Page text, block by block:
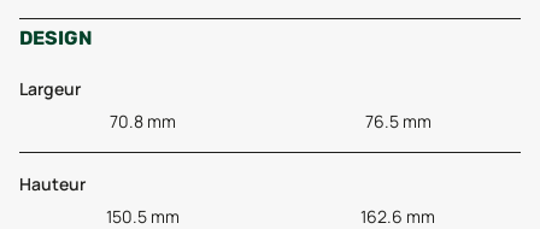
DESIGN
Largeur
70.8 mm
76.5 mm
Hauteur
150.5 mm
162.6 mm